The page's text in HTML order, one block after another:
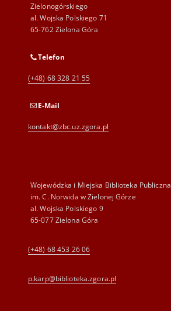
Zielonogórskiego
al. Wojska Polskiego 71
65-762 Zielona Góra
Telefon
(+48) 68 328 21 55
E-Mail
kontakt@zbc.uz.zgora.pl
Wojewódzka i Miejska Biblioteka Publiczna
im. C. Norwida w Zielonej Górze
al. Wojska Polskiego 9
65-077 Zielona Góra
(+48) 68 453 26 06
p.karp@biblioteka.zgora.pl